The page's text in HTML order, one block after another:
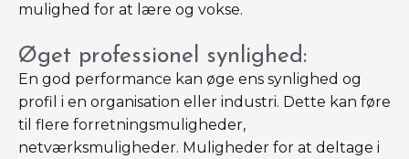
mulighed for at lære og vokse.
Øget professionel synlighed:
En god performance kan øge ens synlighed og
profil i en organisation eller industri. Dette kan føre
til flere forretningsmuligheder,
netværksmuligheder. Muligheder for at deltage i